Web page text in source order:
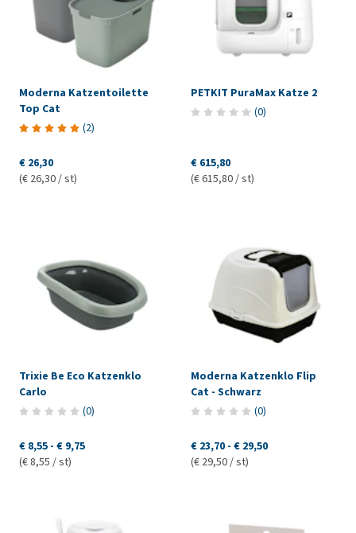
Moderna Katzentoilette
Top Cat
(2)
€ 26,30
(€ 26,30 / st)
PETKIT PuraMax Katze 2
(0)
€ 615,80
(€ 615,80 / st)
Trixie Be Eco Katzenklo
Carlo
(0)
€ 8,55 - € 9,75
(€ 8,55 / st)
Moderna Katzenklo Flip
Cat - Schwarz
(0)
€ 23,70 - € 29,50
(€ 29,50 / st)